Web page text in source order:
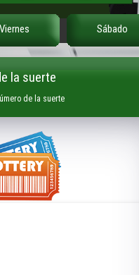
Viernes Sábado
la suerte
de la suerte